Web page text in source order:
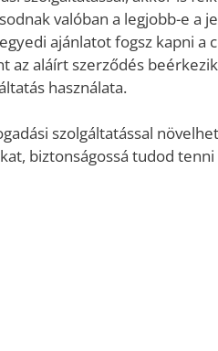
valóban a legjobb-e a
ajánlatot fogsz kapni a
az aláírt szerződés
használata.
szolgáltatással
biztonságossá tudod